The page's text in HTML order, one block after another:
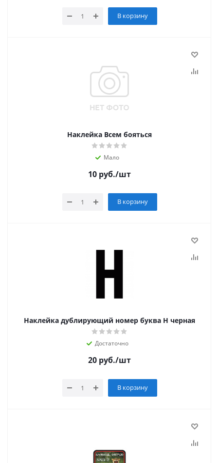
В корзину
Наклейка Всем бояться
Мало
10 руб./шт
В корзину
Наклейка дублирующий номер буква Н черная
Достаточно
20 руб./шт
В корзину